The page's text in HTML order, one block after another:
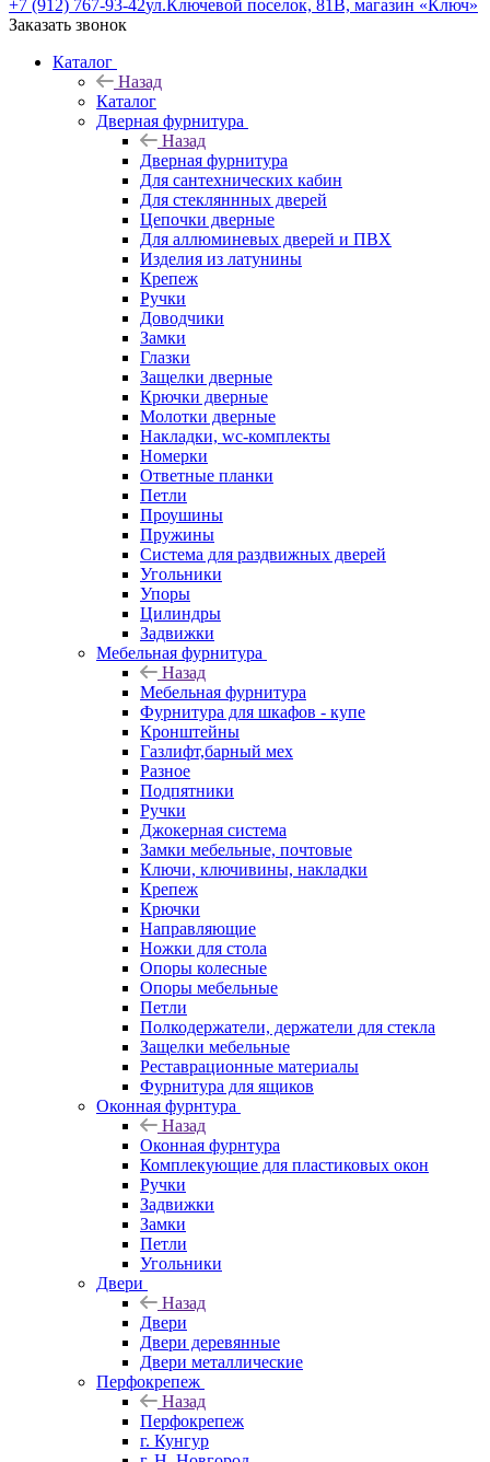
+7 (912) 767-93-42ул.Ключевой поселок, 81В, магазин «Ключ»
Заказать звонок
Каталог
Назад
Каталог
Дверная фурнитура
Назад
Дверная фурнитура
Для сантехнических кабин
Для стекляннных дверей
Цепочки дверные
Для аллюминевых дверей и ПВХ
Изделия из латунины
Крепеж
Ручки
Доводчики
Замки
Глазки
Защелки дверные
Крючки дверные
Молотки дверные
Накладки, wc-комплекты
Номерки
Ответные планки
Петли
Проушины
Пружины
Система для раздвижных дверей
Угольники
Упоры
Цилиндры
Задвижки
Мебельная фурнитура
Назад
Мебельная фурнитура
Фурнитура для шкафов - купе
Кронштейны
Газлифт,барный мех
Разное
Подпятники
Ручки
Джокерная система
Замки мебельные, почтовые
Ключи, ключивины, накладки
Крепеж
Крючки
Направляющие
Ножки для стола
Опоры колесные
Опоры мебельные
Петли
Полкодержатели, держатели для стекла
Защелки мебельные
Реставрационные материалы
Фурнитура для ящиков
Оконная фурнтура
Назад
Оконная фурнтура
Комплекующие для пластиковых окон
Ручки
Задвижки
Замки
Петли
Угольники
Двери
Назад
Двери
Двери деревянные
Двери металлические
Перфокрепеж
Назад
Перфокрепеж
г. Кунгур